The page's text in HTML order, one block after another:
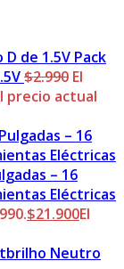
Pack
$2.990 El
precio actual
– 16
Eléctricas
$21.900El